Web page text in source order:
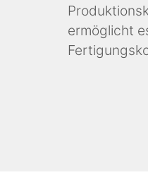
ermöglicht